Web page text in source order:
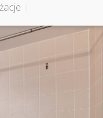
|